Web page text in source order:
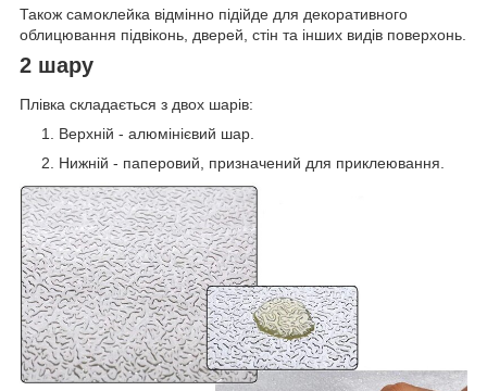
Також самоклейка відмінно підійде для декоративного
облицювання підвіконь, дверей, стін та інших видів поверхонь.
2 шару
Плівка складається з двох шарів:
Верхній - алюмінієвий шар.
Нижній - паперовий, призначений для приклеювання.